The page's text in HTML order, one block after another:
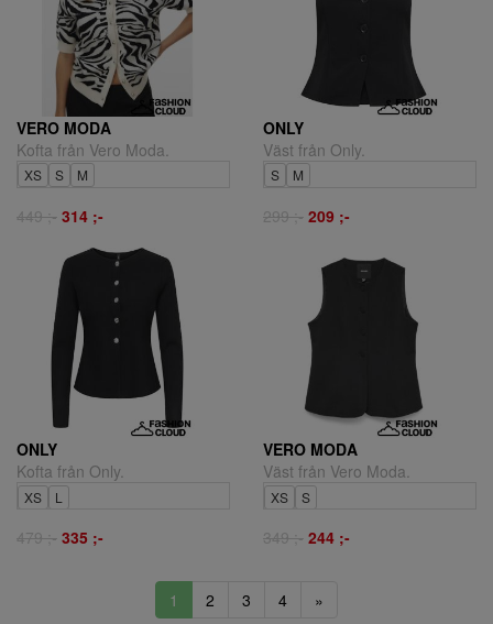
VERO MODA
Kofta från Vero Moda.
XS S M
449 ;- 314 ;-
ONLY
Väst från Only.
S M
299 ;- 209 ;-
ONLY
Kofta från Only.
XS L
479 ;- 335 ;-
VERO MODA
Väst från Vero Moda.
XS S
349 ;- 244 ;-
1 2 3 4 »